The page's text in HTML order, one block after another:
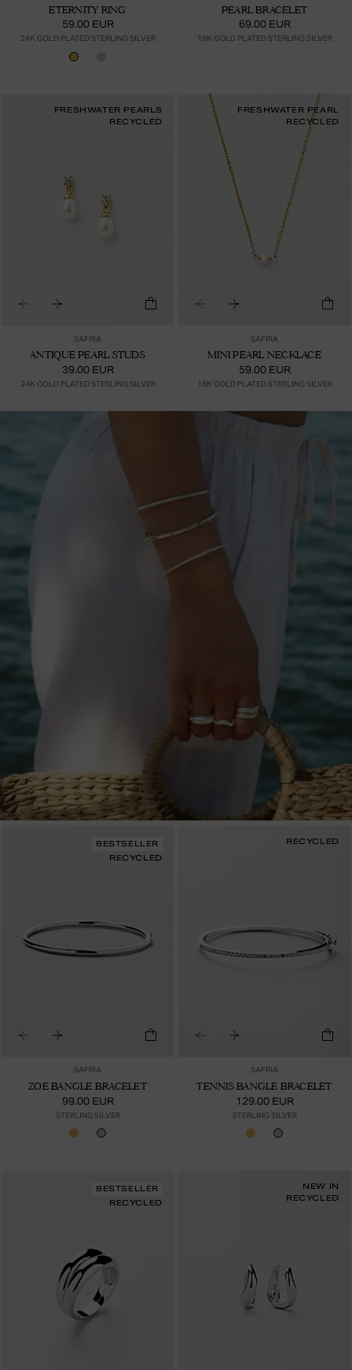
ETERNITY RING
59.00 EUR
24K GOLD PLATED STERLING SILVER
PEARL BRACELET
69.00 EUR
18K GOLD PLATED STERLING SILVER
FRESHWATER PEARLS
RECYCLED
SAFIRA
ANTIQUE PEARL STUDS
39.00 EUR
24K GOLD PLATED STERLING SILVER
FRESHWATER PEARL
RECYCLED
SAFIRA
MINI PEARL NECKLACE
59.00 EUR
18K GOLD PLATED STERLING SILVER
BESTSELLER
RECYCLED
SAFIRA
ZOE BANGLE BRACELET
99.00 EUR
STERLING SILVER
RECYCLED
SAFIRA
TENNIS BANGLE BRACELET
129.00 EUR
STERLING SILVER
BESTSELLER
RECYCLED
NEW IN
RECYCLED